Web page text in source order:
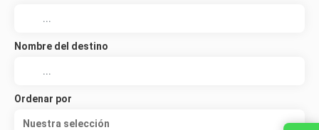
Nombre del destino
Ordenar por
Nuestra selección